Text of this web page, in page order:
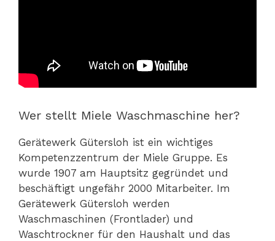
Wer stellt Miele Waschmaschine her?
Gerätewerk Gütersloh ist ein wichtiges
Kompetenzzentrum der Miele Gruppe. Es
wurde 1907 am Hauptsitz gegründet und
beschäftigt ungefähr 2000 Mitarbeiter. Im
Gerätewerk Gütersloh werden
Waschmaschinen (Frontlader) und
Waschtrockner für den Haushalt und das